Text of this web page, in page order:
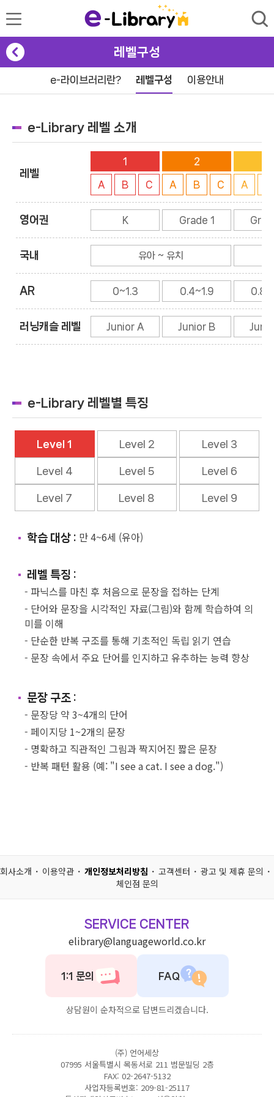
레벨구성
e-라이브러리란? 레벨구성 이용안내
e-Library 레벨 소개
레벨
1 2
A B C A B C A
영어권 K Grade 1
국내 유아 ~ 유치
AR 0~1.3 0.4~1.9
러닝캐슬 레벨 Junior A Junior B
e-Library 레벨별 특징
Level 1 Level 2 Level 3
Level 4 Level 5 Level 6
Level 7 Level 8 Level 9
학습 대상 : 만 4~6세 (유아)
레벨 특징 :
파닉스를 마친 후 처음으로 문장을 접하는 단계
단어와 문장을 시각적인 자료(그림)와 함께 학습하여 의
미를 이해
단순한 반복 구조를 통해 기초적인 독립 읽기 연습
문장 속에서 주요 단어를 인지하고 유추하는 능력 향상
문장 구조 :
문장당 약 3~4개의 단어
페이지당 1~2개의 문장
명확하고 직관적인 그림과 짝지어진 짧은 문장
반복 패턴 활용 (예: "I see a cat. I see a dog.")
회사소개 이용약관 개인정보처리방침 고객센터
광고 및 제휴 문의
체인점 문의
SERVICE CENTER
elibrary@languageworld.co.kr
1:1 문의 FAQ
상담원이 순차적으로 답변드리겠습니다.
(주) 언어세상
07995 서울특별시 목동서로 211 범문빌딩 2층
FAX: 02-2647-5132
사업자등록번호: 209-81-25117